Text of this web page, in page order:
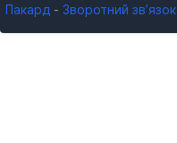
Пакард - Зворотний зв’язок